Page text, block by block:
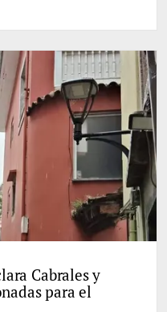
Cabrales y
para el